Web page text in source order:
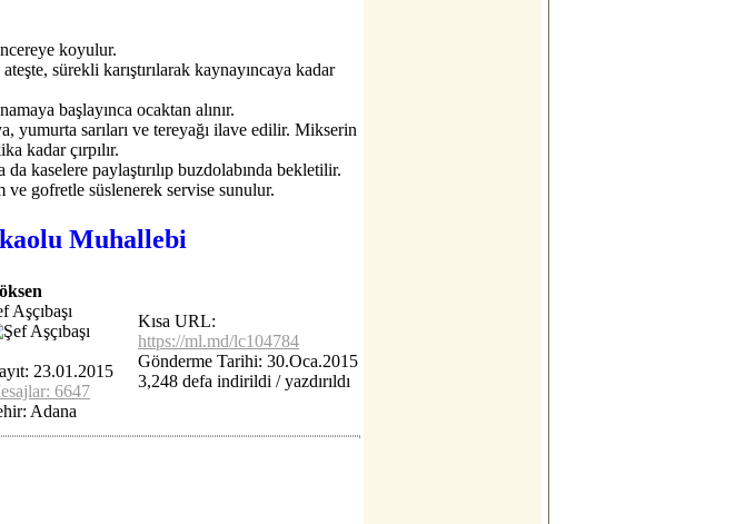
koyulur.
sürekli karıştırılarak kaynayıncaya kadar
başlayınca ocaktan alınır.
yumurta sarıları ve tereyağı ilave edilir. Mikserin
kadar çırpılır.
kaselere paylaştırılıp buzdolabında bekletilir.
ve gofretle süslenerek servise sunulur.
Muhallebi
Aşçıbaşı
23.01.2015
6647
Adana
Kısa URL:
https://ml.md/lc104784
Gönderme Tarihi: 30.Oca.2015
3,248 defa indirildi / yazdırıldı